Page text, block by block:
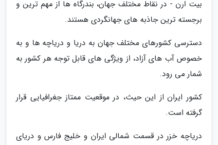
بیت ارن - در نقاط مختلف جهان، بندرگاه ها از مهم ترین و
برجسته ترین جاذبه های جهانگردی هستند.
دسترسی کشورهای مختلف جهان به دریا و دریاچه ها و به
خصوص آب های آزاد، از ویژگی های قابل توجه هر کشور به
شمار می رود.
کشور ایران از این حیث، در موقعیت ممتاز جغرافیایی قرار
گرفته است.
دریاچه خزر در قسمت شمالی ایران و خلیج فارس و دریای